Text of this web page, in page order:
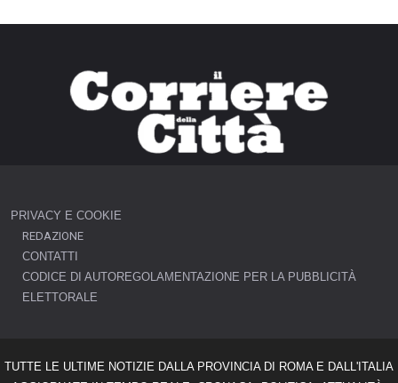
PRIVACY E COOKIE
REDAZIONE
CONTATTI
CODICE DI AUTOREGOLAMENTAZIONE PER LA PUBBLICITÀ
ELETTORALE
TUTTE LE ULTIME NOTIZIE DALLA PROVINCIA DI ROMA E DALL'ITALIA